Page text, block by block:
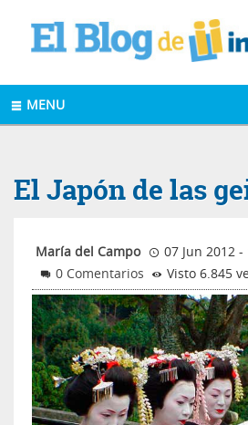
MENU
El Japón de las
María del Campo
07 Jun 2012 -
0 Comentarios
Visto 6.845